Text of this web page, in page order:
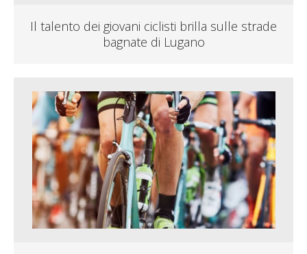
Il talento dei giovani ciclisti brilla sulle strade
bagnate di Lugano